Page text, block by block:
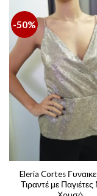
-50%
Eleria Cortes
Τιραντέ με